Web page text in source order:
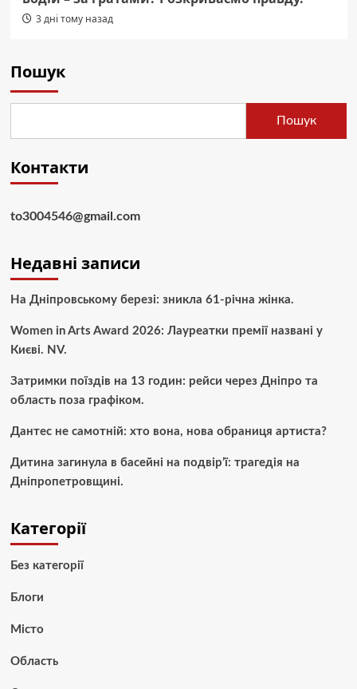
3 дні тому назад
Пошук
Пошук
Контакти
to3004546@gmail.com
Недавні записи
На Дніпровському березі: зникла 61-річна жінка.
Women in Arts Award 2026: Лауреатки премії названі у
Києві. NV.
Затримки поїздів на 13 годин: рейси через Дніпро та
область поза графіком.
Дантес не самотній: хто вона, нова обраниця артиста?
Дитина загинула в басейні на подвір’ї: трагедія на
Дніпропетровщині.
Категорії
Без категорії
Блоги
Місто
Область